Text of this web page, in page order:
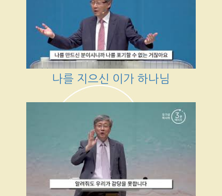
나를 지으신 이가 하나님